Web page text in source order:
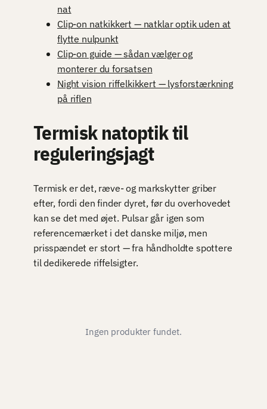
nat
Clip-on natkikkert — natklar optik uden at
flytte nulpunkt
Clip-on guide — sådan vælger og
monterer du forsatsen
Night vision riffelkikkert — lysforstærkning
på riflen
Termisk natoptik til
reguleringsjagt
Termisk er det, ræve- og markskytter griber
efter, fordi den finder dyret, før du overhovedet
kan se det med øjet. Pulsar går igen som
referencemærket i det danske miljø, men
prisspændet er stort — fra håndholdte spottere
til dedikerede riffelsigter.
Ingen produkter fundet.